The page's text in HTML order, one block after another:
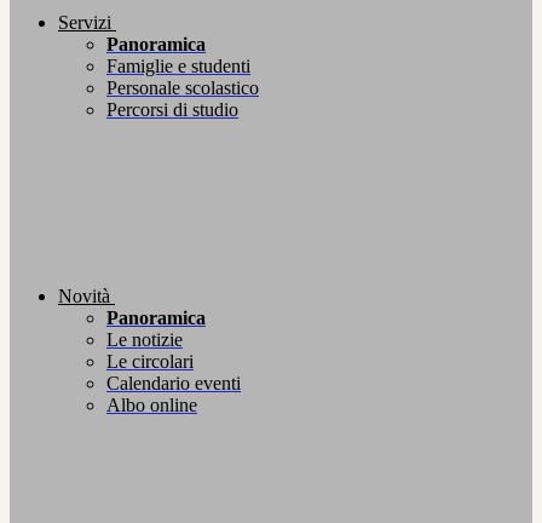
Servizi
Panoramica
Famiglie e studenti
Personale scolastico
Percorsi di studio
Novità
Panoramica
Le notizie
Le circolari
Calendario eventi
Albo online